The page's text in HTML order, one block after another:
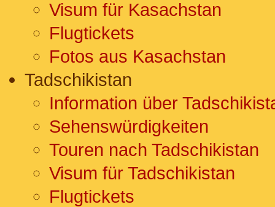
Visum für Kasachstan
Flugtickets
Fotos aus Kasachstan
Tadschikistan
Information über
Sehenswürdigkeiten
Touren nach Tadschikistan
Visum für Tadschikistan
Flugtickets